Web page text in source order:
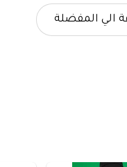
الي المفضلة